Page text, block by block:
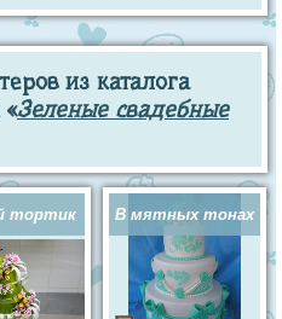
из каталога
«Зеленые свадебные
тортик В мятных тонах